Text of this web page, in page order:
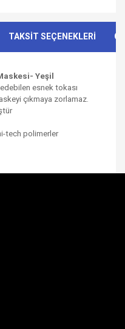
TAKSİT SEÇENEKLERİ
Yeşil
esnek tokası
çıkmaya zorlamaz.
tech polimerler